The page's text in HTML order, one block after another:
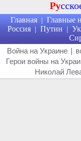
Ру
Главная | Главные
Россия | Путин |
Война на Украине |
Герои войны на
Николай